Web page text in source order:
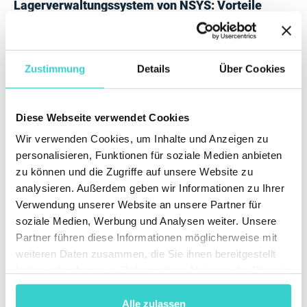
Zustimmung Details Über Cookies
Diese Webseite verwendet Cookies
Wir verwenden Cookies, um Inhalte und Anzeigen zu
personalisieren, Funktionen für soziale Medien anbieten
zu können und die Zugriffe auf unsere Website zu
analysieren. Außerdem geben wir Informationen zu Ihrer
Verwendung unserer Website an unsere Partner für
soziale Medien, Werbung und Analysen weiter. Unsere
Partner führen diese Informationen möglicherweise mit
weiteren Daten zusammen, die Sie ihnen bereitgestellt
gesammelt haben.
Alle zulassen
Lagerverwaltungssystem von NSYS: Vorteile
Erfahren Sie mehr über die profitabelsten
Vertriebskanäle.
Arbeiten Sie problemlos mit mehreren Lagern und
Standorten.
Verwalten von Benutzerberechtigungen und Rollen.
Drucken Sie anpassbare Etiketten.
Kennen Sie alle Angaben zur Marge / Profit, die
automatisch berechnet werden.
Verfolgen Sie Buchhaltung und Finanzen in einem
Fenster.
Mit diesen Funktionen können Sie Ihren
Geschäftsworkflow verbessern und Ihr Geschäft auf